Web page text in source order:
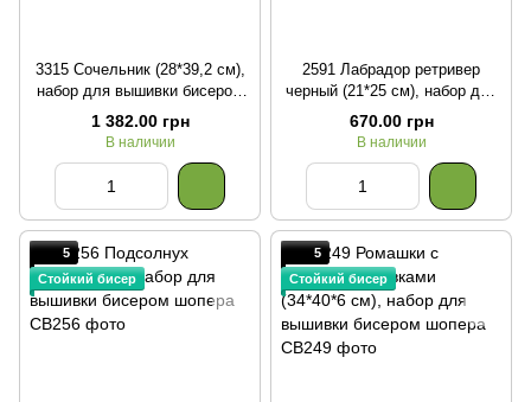
3315 Сочельник (28*39,2 см),
набор для вышивки бисером
картины
1 382.00 грн
В наличии
2591 Лабрадор ретривер
черный (21*25 см), набор для
вышивки бисером картины.
670.00 грн
В наличии
5
Стойкий бисер
5
Стойкий бисер